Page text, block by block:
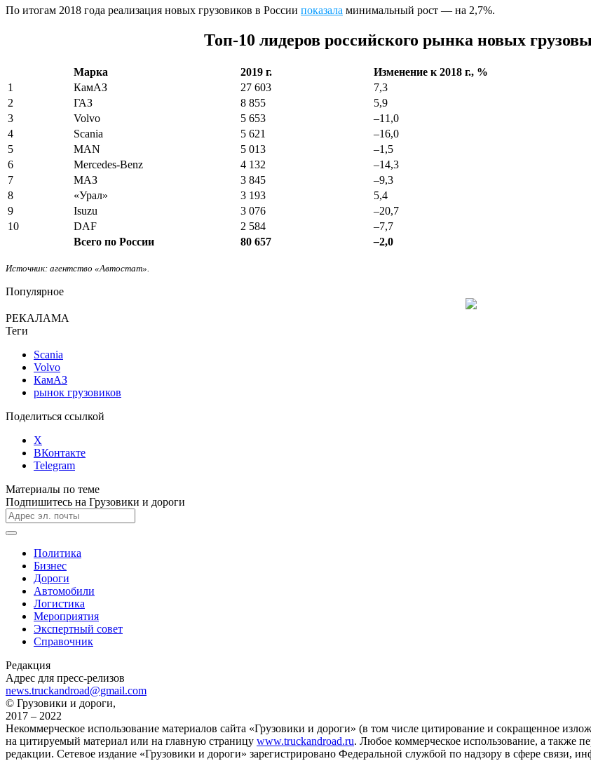
По итогам 2018 года реализация новых грузовиков в России показала минимальный рост — на 2,7%.
Топ-10 лидеров российского рынка новых
Марка 2019 г.
Изменение к 2018 г., %
1
КамАЗ 27 603
7,3
2
ГАЗ 8 855
5,9
3
Volvo 5 653 –11,0
4
Scania 5 621 –16,0
5
MAN 5 013 –1,5
6
Mercedes-Benz 4 132 –14,3
7
МАЗ 3 845 –9,3
8
«Урал» 3 193
5,4
9
Isuzu 3 076 –20,7
10
DAF 2 584 –7,7
Всего по России
80 657 –2,0
Источник: агентство «Автостат».
Популярное
РЕКАЛАМА
Теги
Scania
Volvo
КамАЗ
рынок грузовиков
Поделиться ссылкой
X
ВКонтакте
Telegram
Материалы по теме
Подпишитесь на Грузовики и дороги
Политика
Бизнес
Дороги
Автомобили
Логистика
Мероприятия
Экспертный совет
Справочник
Редакция
Адрес для пресс-релизов
news.truckandroad@gmail.com
© Грузовики и дороги,
2017 – 2022
Некоммерческое использование материалов сайта «Грузовики и дороги» (в том числе цитирование и сокращенное
на цитируемый материал или на главную страницу www.truckandroad.ru. Любое коммерческое использование, а также
редакции. Сетевое издание «Грузовики и дороги» зарегистрировано Федеральной службой по надзору в сфере